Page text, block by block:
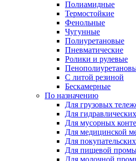
Полиамидные
Термостойкие
Фенольные
Чугунные
Полиуретановые
Пневматические
Ролики и рулевые
С литой резиной
Бескамерные
По назначению
Для грузовых
Для
Для мусорных
Для медицинской
Для
Для пищевой
Для молочной